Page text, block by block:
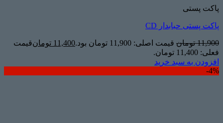
پاکت پستی
پاکت پستی حبابدار CD
11,900 تومان قیمت اصلی: 11,900 تومان بود. 11,400 تومانقیمت
فعلی: 11,400 تومان.
افزودن به سبد خرید
4%-